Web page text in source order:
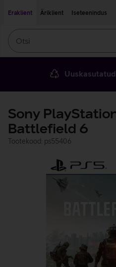
Eraklient
Äriklient Iseteenindus
Sony
Battlefield 6
Tootekood: ps55406